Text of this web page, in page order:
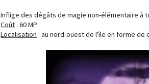
Inflige des dégâts de magie non-élémentaire à
Coût : 60 MP
Localisation : au nord-ouest de l'île en forme de